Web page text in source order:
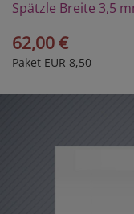
Spätzle Breite 3,5
62,00 €
Paket EUR 8,50